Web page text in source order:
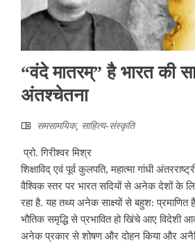
“वंदे मातरम्” है भारत की
अंतश्चेतना
समसामयिक, साहित्‍य-संस्कृति
प्रो. गिरीश्वर मिश्र
शिक्षाविद् एवं पूर्व कुलपति, महात्मा गांधी
वैश्विक स्तर पर भारत सदियों से अनेक देशों के
रहा है. यह तथ्य अनेक साक्ष्यों से बहुश: प्रमाणित
भौतिक समृद्धि से प्रभावित हो खिंचे आए विदेशी
अनेक प्रकार से शोषण और दोहन किया और